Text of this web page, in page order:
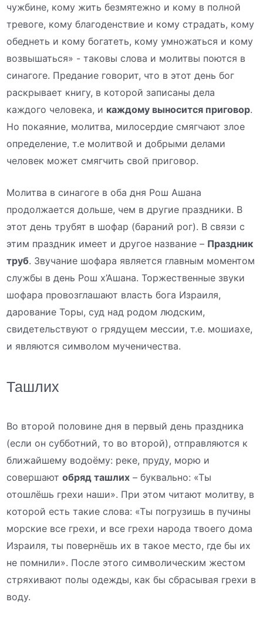
чужбине, кому жить безмятежно и кому в полной
тревоге, кому благоденствие и кому страдать, кому
обеднеть и кому богатеть, кому умножаться и кому
возвышаться» - таковы слова и молитвы поются в
синагоге. Предание говорит, что в этот день бог
раскрывает книгу, в которой записаны дела
каждого человека, и каждому выносится приговор.
Но покаяние, молитва, милосердие смягчают злое
определение, т.е молитвой и добрыми делами
человек может смягчить свой приговор.
Молитва в синагоге в оба дня Рош Ашана
продолжается дольше, чем в другие праздники. В
этот день трубят в шофар (бараний рог). В связи с
этим праздник имеет и другое название – Праздник
труб. Звучание шофара является главным моментом
службы в день Рош х’Ашана. Торжественные звуки
шофара провозглашают власть бога Израиля,
дарование Торы, суд над родом людским,
свидетельствуют о грядущем мессии, т.е. мошиахе,
и являются символом мученичества.
Ташлих
Во второй половине дня в первый день праздника
(если он субботний, то во второй), отправляются к
ближайшему водоёму: реке, пруду, морю и
совершаютобряд ташлих – буквально: «Ты
отошлёшь грехи наши». При этом читают молитву, в
которой есть такие слова: «Ты погрузишь в пучины
морские все грехи, и все грехи народа твоего дома
Израиля, ты повернёшь их в такое место, где бы их
не помнили». После этого символическим жестом
стряхивают полы одежды, как бы сбрасывая грехи в
воду.